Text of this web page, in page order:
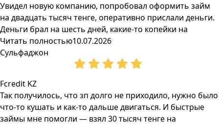
Увидел новую компанию, попробовал оформить займ
на двадцать тысяч тенге, оперативно прислали деньги.
Деньги брал на шесть дней, какие-то копейки на
Читать полностью10.07.2026
Сульфаджон
Fcredit KZ
Так получилось, что зп долго не приходило, нужно было
что-то кушать и как-то дальше двигаться. И быстрые
займы мне помогли — взял 30 тысяч тенге на